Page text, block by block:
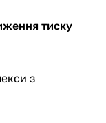
тиску
з